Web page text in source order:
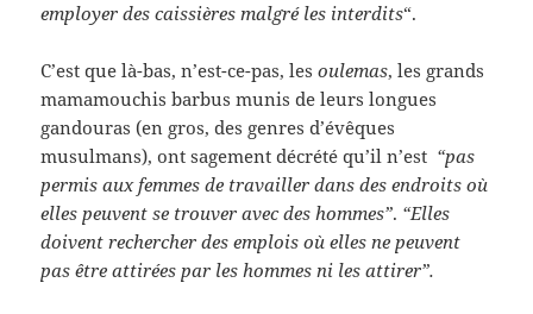
employer des caissières malgré les interdits“.
C’est que là-bas, n’est-ce-pas, lesoulemas, les grands
mamamouchis barbus munis de leurs longues
gandouras (en gros, des genres d’évêques
musulmans), ont sagement décrété qu’il n’est “pas
permis aux femmes de travailler dans des endroits où
elles peuvent se trouver avec des hommes”. “Elles
doivent rechercher des emplois où elles ne peuvent
pas être attirées par les hommes ni les attirer”.